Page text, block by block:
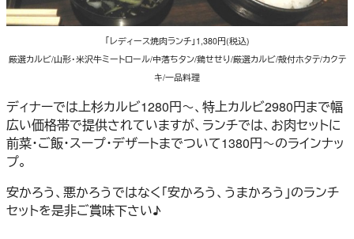
「レディース焼肉ランチ」1,380円(税込)
厳選カルビ/山形・米沢牛ミートロール/中落ちタン/鶏せせり/厳選カルビ/殻付ホタテ/カクテ
キ/一品料理
ディナーでは上杉カルビ1280円～、特上カルビ2980円まで幅
広い価格帯で提供されていますが、ランチでは、お肉セットに
前菜・ご飯・スープ・デザートまでついて1380円～のラインナッ
プ。
安かろう、悪かろうではなく「安かろう、うまかろう」のランチ
セットを是非ご賞味下さい♪